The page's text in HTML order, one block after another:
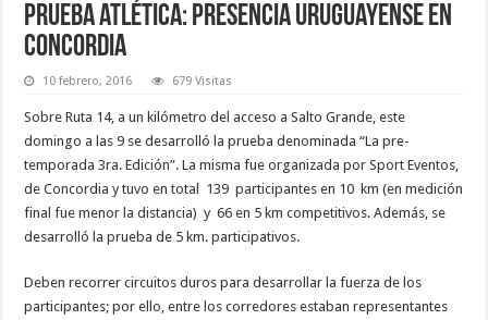
Prueba atlética: Presencia uruguayense en
Concordia
10 febrero, 2016 679 Visitas
Sobre Ruta 14, a un kilómetro del acceso a Salto Grande, este
domingo a las 9 se desarrolló la prueba denominada “La pre-
temporada 3ra. Edición”. La misma fue organizada por Sport Eventos,
de Concordia y tuvo en total 139 participantes en 10 km (en medición
final fue menor la distancia) y 66 en 5 km competitivos. Además, se
desarrolló la prueba de 5 km. participativos.
Deben recorrer circuitos duros para desarrollar la fuerza de los
participantes; por ello, entre los corredores estaban representantes